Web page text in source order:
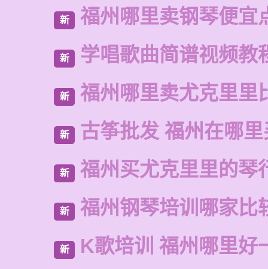
新 福州哪里卖钢琴便宜
新 学唱歌曲简谱视频教
新 福州哪里卖尤克里里
新 古筝批发 福州在哪
新 福州买尤克里里的琴
新 福州钢琴培训哪家比
新 K歌培训 福州哪里好